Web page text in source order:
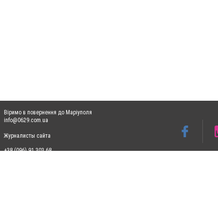
Віримо в повернення до Маріуполя
info@0629.com.ua
Журналисты сайта
+38 (096) 91 303 68